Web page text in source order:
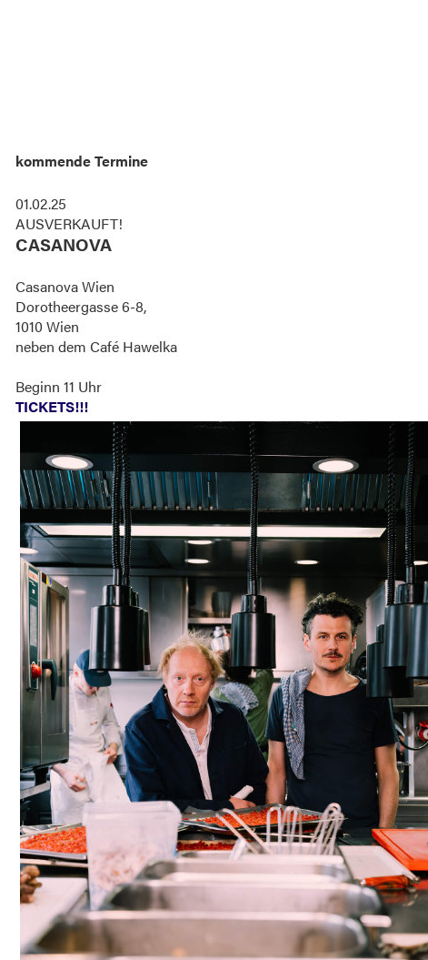
kommende Termine
01.02.25
AUSVERKAUFT!
CASANOVA
Casanova Wien
Dorotheergasse 6-8,
1010 Wien
neben dem Café Hawelka
Beginn 11 Uhr
TICKETS!!!